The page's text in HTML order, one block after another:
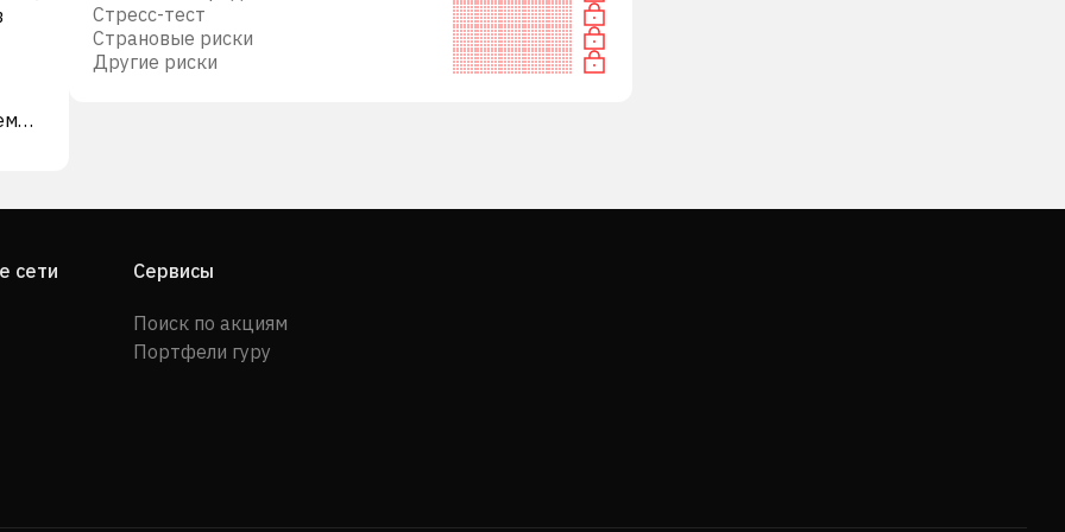
Стресс-тест
Страновые риски
Другие риски
сети Сервисы
Поиск по акциям
Портфели гуру